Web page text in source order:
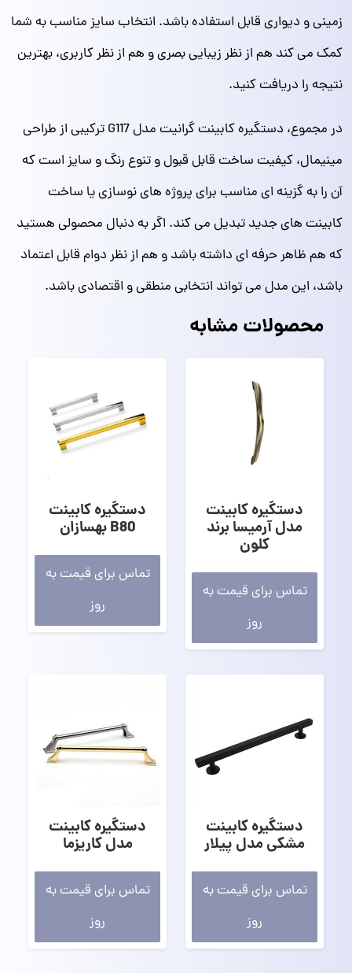
زمینی و دیواری قابل استفاده باشد. انتخاب سایز مناسب به شما
کمک می‌ کند هم از نظر زیبایی بصری و هم از نظر کاربری، بهترین
نتیجه را دریافت کنید.
در مجموع، دستگیره کابینت گرانیت مدل G117 ترکیبی از طراحی
مینیمال، کیفیت ساخت قابل قبول و تنوع رنگ و سایز است که
آن را به گزینه‌ ای مناسب برای پروژه‌ های نوسازی یا ساخت
کابینت‌ های جدید تبدیل می‌ کند. اگر به دنبال محصولی هستید
که هم ظاهر حرفه‌ ای داشته باشد و هم از نظر دوام قابل اعتماد
باشد، این مدل می‌ تواند انتخابی منطقی و اقتصادی باشد.
محصولات مشابه
دستگیره کابینت
مدل آرمیسا برند
کلون
تماس برای قیمت به
روز
دستگیره کابینت
B80 بهسازان
تماس برای قیمت به
روز
دستگیره کابینت
مشکی مدل پیلار
تماس برای قیمت به
روز
دستگیره کابینت
مدل کاریزما
تماس برای قیمت به
روز